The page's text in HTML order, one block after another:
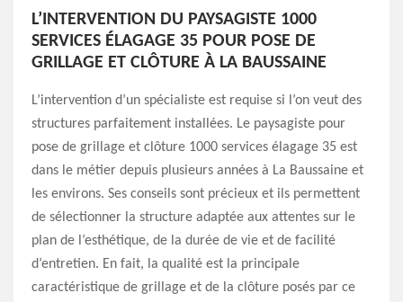
L’INTERVENTION DU PAYSAGISTE 1000
SERVICES ÉLAGAGE 35 POUR POSE DE
GRILLAGE ET CLÔTURE À LA BAUSSAINE
L’intervention d’un spécialiste est requise si l’on veut des
structures parfaitement installées. Le paysagiste pour
pose de grillage et clôture 1000 services élagage 35 est
dans le métier depuis plusieurs années à La Baussaine et
les environs. Ses conseils sont précieux et ils permettent
de sélectionner la structure adaptée aux attentes sur le
plan de l’esthétique, de la durée de vie et de facilité
d’entretien. En fait, la qualité est la principale
caractéristique de grillage et de la clôture posés par ce